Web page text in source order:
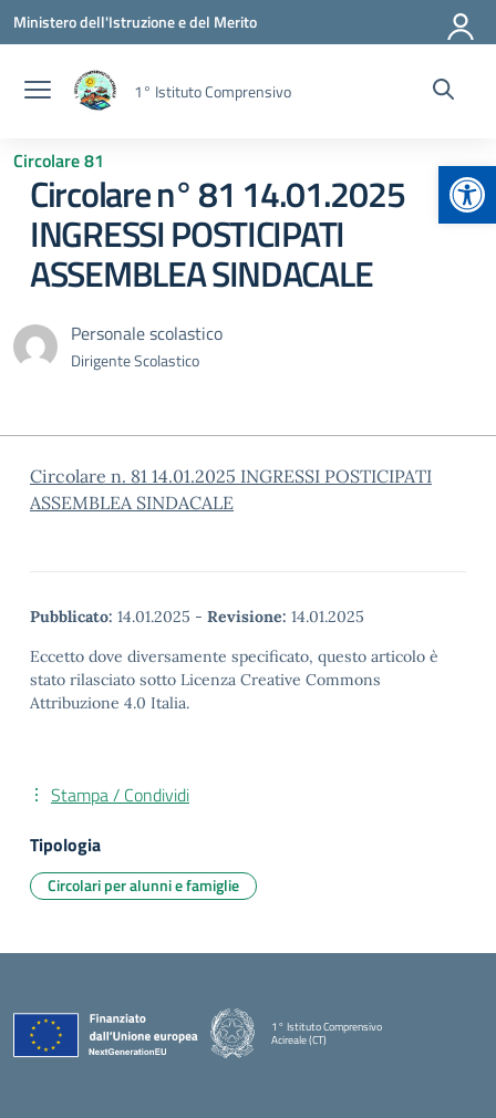
Vai ai contenuti
Vai al menu di navigazione
Vai al footer
Ministero dell'Istruzione e del Merito
1° Istituto Comprensivo
Circolare 81
Circolare n° 81 14.01.2025
INGRESSI POSTICIPATI
ASSEMBLEA SINDACALE
Personale scolastico
Dirigente Scolastico
Circolare n. 81 14.01.2025 INGRESSI POSTICIPATI
ASSEMBLEA SINDACALE
Pubblicato: 14.01.2025 - Revisione: 14.01.2025
Eccetto dove diversamente specificato, questo articolo è
stato rilasciato sotto Licenza Creative Commons
Attribuzione 4.0 Italia.
Stampa / Condividi
Tipologia
Circolari per alunni e famiglie
1° Istituto Comprensivo
Acireale (CT)